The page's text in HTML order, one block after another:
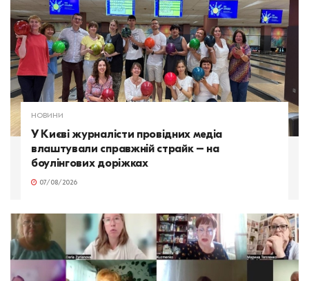
НОВИНИ
У Києві журналісти провідних медіа
влаштували справжній страйк – на
боулінгових доріжках
07/08/2026